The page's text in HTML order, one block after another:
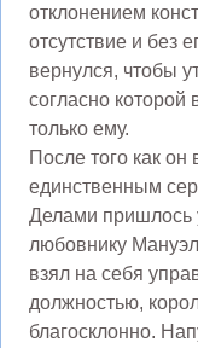
отклонением
отсутствие и без
вернулся, чтобы
согласно которой
только ему.
После того как он
единственным
Делами пришлось
любовнику
взял на себя
должностью,
благосклонно.